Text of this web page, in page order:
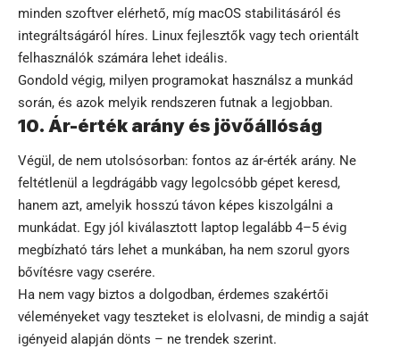
minden szoftver elérhető, míg macOS stabilitásáról és
integráltságáról híres. Linux fejlesztők vagy tech orientált
felhasználók számára lehet ideális.
Gondold végig, milyen programokat használsz a munkád
során, és azok melyik rendszeren futnak a legjobban.
10. Ár-érték arány és jövőállóság
Végül, de nem utolsósorban: fontos az ár-érték arány. Ne
feltétlenül a legdrágább vagy legolcsóbb gépet keresd,
hanem azt, amelyik hosszú távon képes kiszolgálni a
munkádat. Egy jól kiválasztott laptop legalább 4–5 évig
megbízható társ lehet a munkában, ha nem szorul gyors
bővítésre vagy cserére.
Ha nem vagy biztos a dolgodban, érdemes szakértői
véleményeket vagy teszteket is elolvasni, de mindig a saját
igényeid alapján dönts – ne trendek szerint.